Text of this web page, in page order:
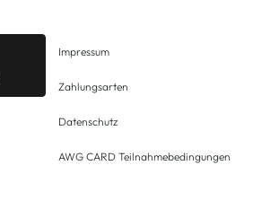
Impressum
Zahlungsarten
Datenschutz
AWG CARD Teilnahmebedingungen